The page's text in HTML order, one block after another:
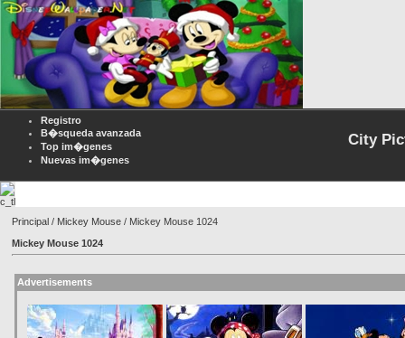
Registro
B�squeda avanzada
Top im�genes
Nuevas im�genes
City
Principal / Mickey Mouse / Mickey Mouse 1024
Mickey Mouse 1024
Advertisements